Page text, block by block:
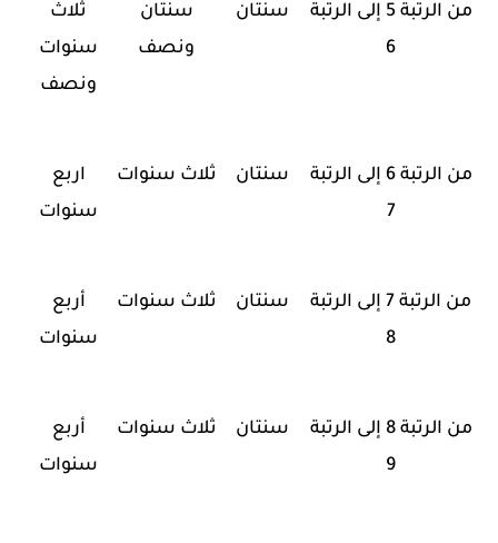
من الرتبة 5 إلى الرتبة
6
سنتان
سنتان
ونصف
ثلاث
سنوات
ونصف
من الرتبة 6 إلى الرتبة
7
سنتان ثلاث سنوات
اربع
سنوات
من الرتبة 7 إلى الرتبة
8
سنتان ثلاث سنوات
أربع
سنوات
من الرتبة 8 إلى الرتبة
9
سنتان ثلاث سنوات
أربع
سنوات